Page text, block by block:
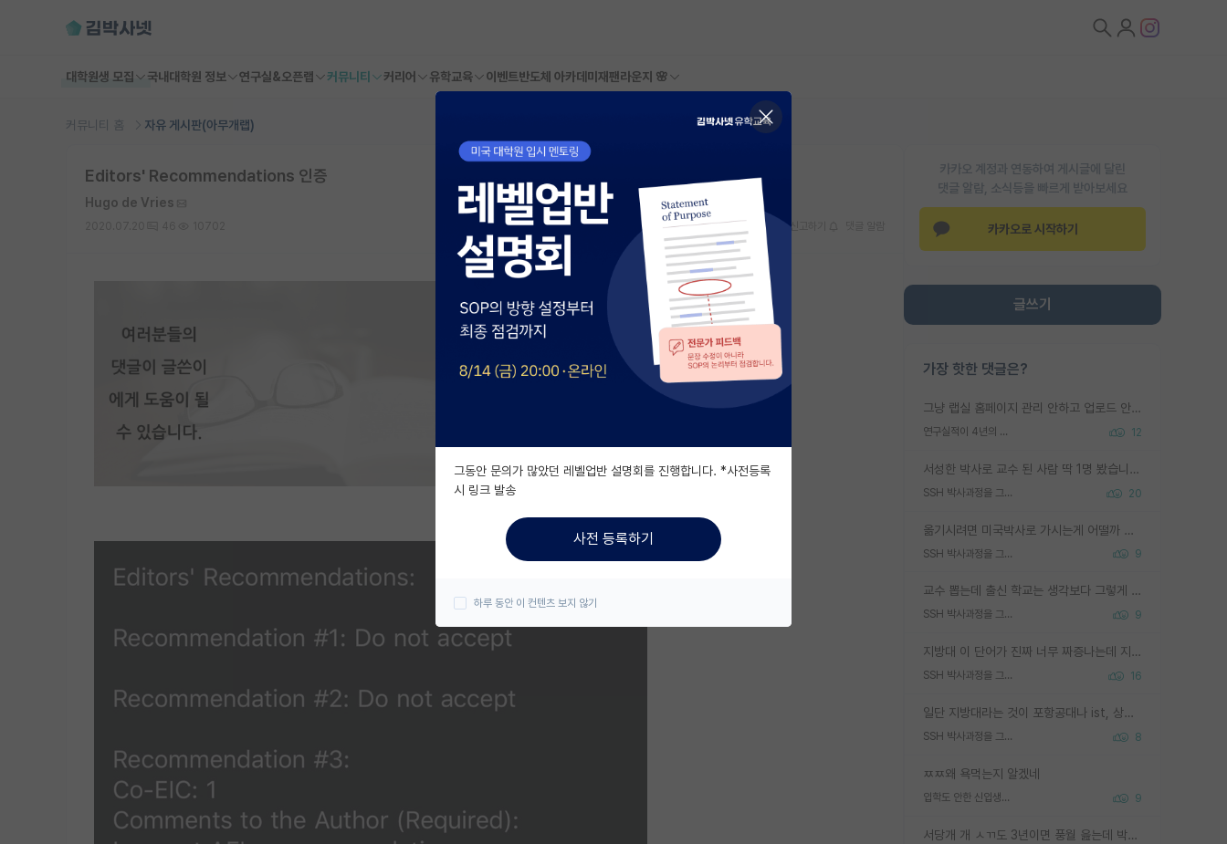
대학원생 모집 국내대학원 정보 연구실&오픈랩 커뮤니티 커리어 유학교육 이벤트반도체 아카데미 재팬라운지 🌸
커뮤니티 홈 자유 게시판(아무개랩)
카카오 계정과 연동하여 게시글에 달린
댓글 알람, 소식등을 빠르게 받아보세요
카카오로 시작하기
글쓰기
가장 핫한 댓글은?
그냥 랩실 홈페이지 관리 안하고 업로드 안한거 아님?
연구실적이 4년의 공백이 있는거 어떻게 생각하냐 12
서성한 박사로 교수 된 사람 딱 1명 봤습니다. 근데 지방대 박사로 교수된 거는 기적이 일어나야되요. 서성한 학부부터여도 빡센게 교수임용일텐데 지방대박사로 무슨 교수가 되나요...... 중소기업/중견기업 팀장급/연구소장급이나 될거 같네요.
SSH 박사과정을 그만두고 지방대 박사로 옮기면 교수의 꿈은 끝일까요? 20
옮기시려면 미국박사로 가시는게 어떨까 싶네요. 교수가 꿈이면 미국박사 하고 미국교수 까지 같이 노리시는게 기회가 많지 않을까요?
SSH 박사과정을 그만두고 지방대 박사로 옮기면 교수의 꿈은 끝일까요? 9
교수 뽑는데 출신 학교는 생각보다 그렇게 안 봄. 앞으로는 더 안 보게 될거임. 박사는 어디서 진행해도 됨. 단, 제대로 쌓고 좋은 실적 만들 수 있다면. 그런데 지방대는 그럴 가능성이 지극히 낮음. 나만 열심히 잘 하면 된다? 인간은 주변 환경에 지배되는 나약한 존재임. 주변의 지방대 대학원생과 섞이고 지방 특유의 여유로움 또는 나쁘게 얘기해서 나태함에 젖어 살다보면 교수의 꿈 자체를 잊어버리게 될 가능성도 있음. 주변 환경이 70~80%임.
SSH 박사과정을 그만두고 지방대 박사로 옮기면 교수의 꿈은 끝일까요? 9
지방대 이 단어가 진짜 너무 짜증나는데 지방대면 다 그냥 쓰레기인가요? 무슨 말 같지도 않은 댓글들이 있는건지??? 지방에도 충분히 좋은 대학 많고 충분히 잘하는 교수님들 많습니다 포항공대 4개 IST 대표 지거국들 여기 모두 다 지방에 있고 여기 출신들 중에 교수하는 분들 적지 않습니다 지거국 출신이 무슨 교수를 하냐?라고 생각할 사람들 많은데 상위 대표 지거국에 아웃라이어들 많습니다 결국 개인의 연구역량과 실적이 중요합니다 이 역량을 펼치는데 있어서 지도교수와의 합도 중요합니다. 그리고 경력이 필요하면 해외포닥까지 다녀오세요
SSH 박사과정을 그만두고 지방대 박사로 옮기면 교수의 꿈은 끝일까요? 16
일단 지방대라는 것이 포항공대나 ist, 상위 지거국은 아니라고 생각하겠습니다. 그런곳은 서성한에 비해 소위 대학 네임밸류가 크게 뒤떨어지지는 않으니까요. 대학 이름이 중요하냐? 당연합니다. 대학 이름이 좋아서 좋은 아웃풋이 나오는 것이냐, 좋은 대학은 좋은 사람과 좋은 기회가 몰려있으니 아웃풋도 자연스럽게 좋아지는 것이냐? 대답하기 어려운 문제입니다. 아직 한국 사회에서 학벌을 보는 것도, 특히 이공계를 중심으로 학벌보다는 실적 위주라는 분위기가 형성되는 것도 사실입니다. 지방대 출신으로 전임교수가 될수 있느냐? 가능 불가능을 따지면 당연히 가능입니다. 지방대 박사 출신으로 전임교원이 된 경우가 실제로 있으니까요. 현실적인 가능성이 있느냐? 지금 이정도 대학의 교수가 되고싶다고 생각되는 대학 들어가서 컴공과 교수 목록 켜고 박사 어디서 받았는지 쭉 한번 보세요. 냉정하게 지방대 출신인 분들이 많지는 않으실겁니다.
SSH 박사과정을 그만두고 지방대 박사로 옮기면 교수의 꿈은 끝일까요? 8
ㅉㅉ왜 욕먹는지 알겠네
입학도 안한 신입생이 원래 관심을 받나요 9
서당개 개 ㅅㄲ도 3년이면 풍월 읊는데 박사 5년 이상 대리고 있으면서 물된건 교수 탓 맞는ㄱ게 거기가 서당이 아니란 소리임
Editors' Recommendations 인증
Hugo de Vries
스크랩 신고하기
그동안 문의가 많았던 레벨업반 설명회를 진행합니다. *사전등록
시 링크 발송
사전 등록하기
하루 동안 이 컨텐츠 보지 않기